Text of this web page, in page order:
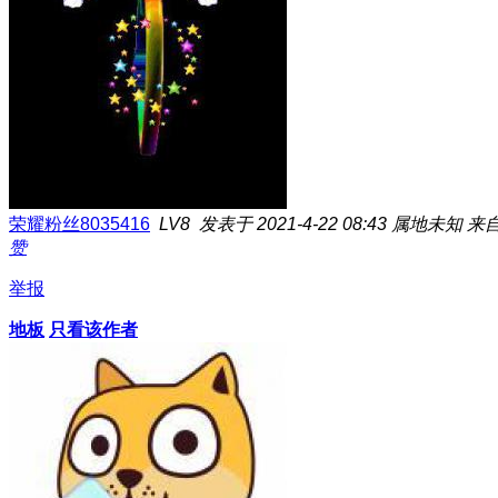
荣耀粉丝8035416 LV8 发表于 2021-4-22 08:43 属地未知 来
赞
举报
地板 只看该作者